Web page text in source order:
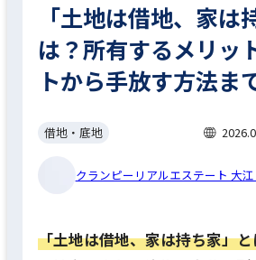
「土地は借地、家は
は？所有するメリッ
トから手放す方法ま
借地・底地
クランピーリアルエステート 大
「土地は借地、家は持ち家」